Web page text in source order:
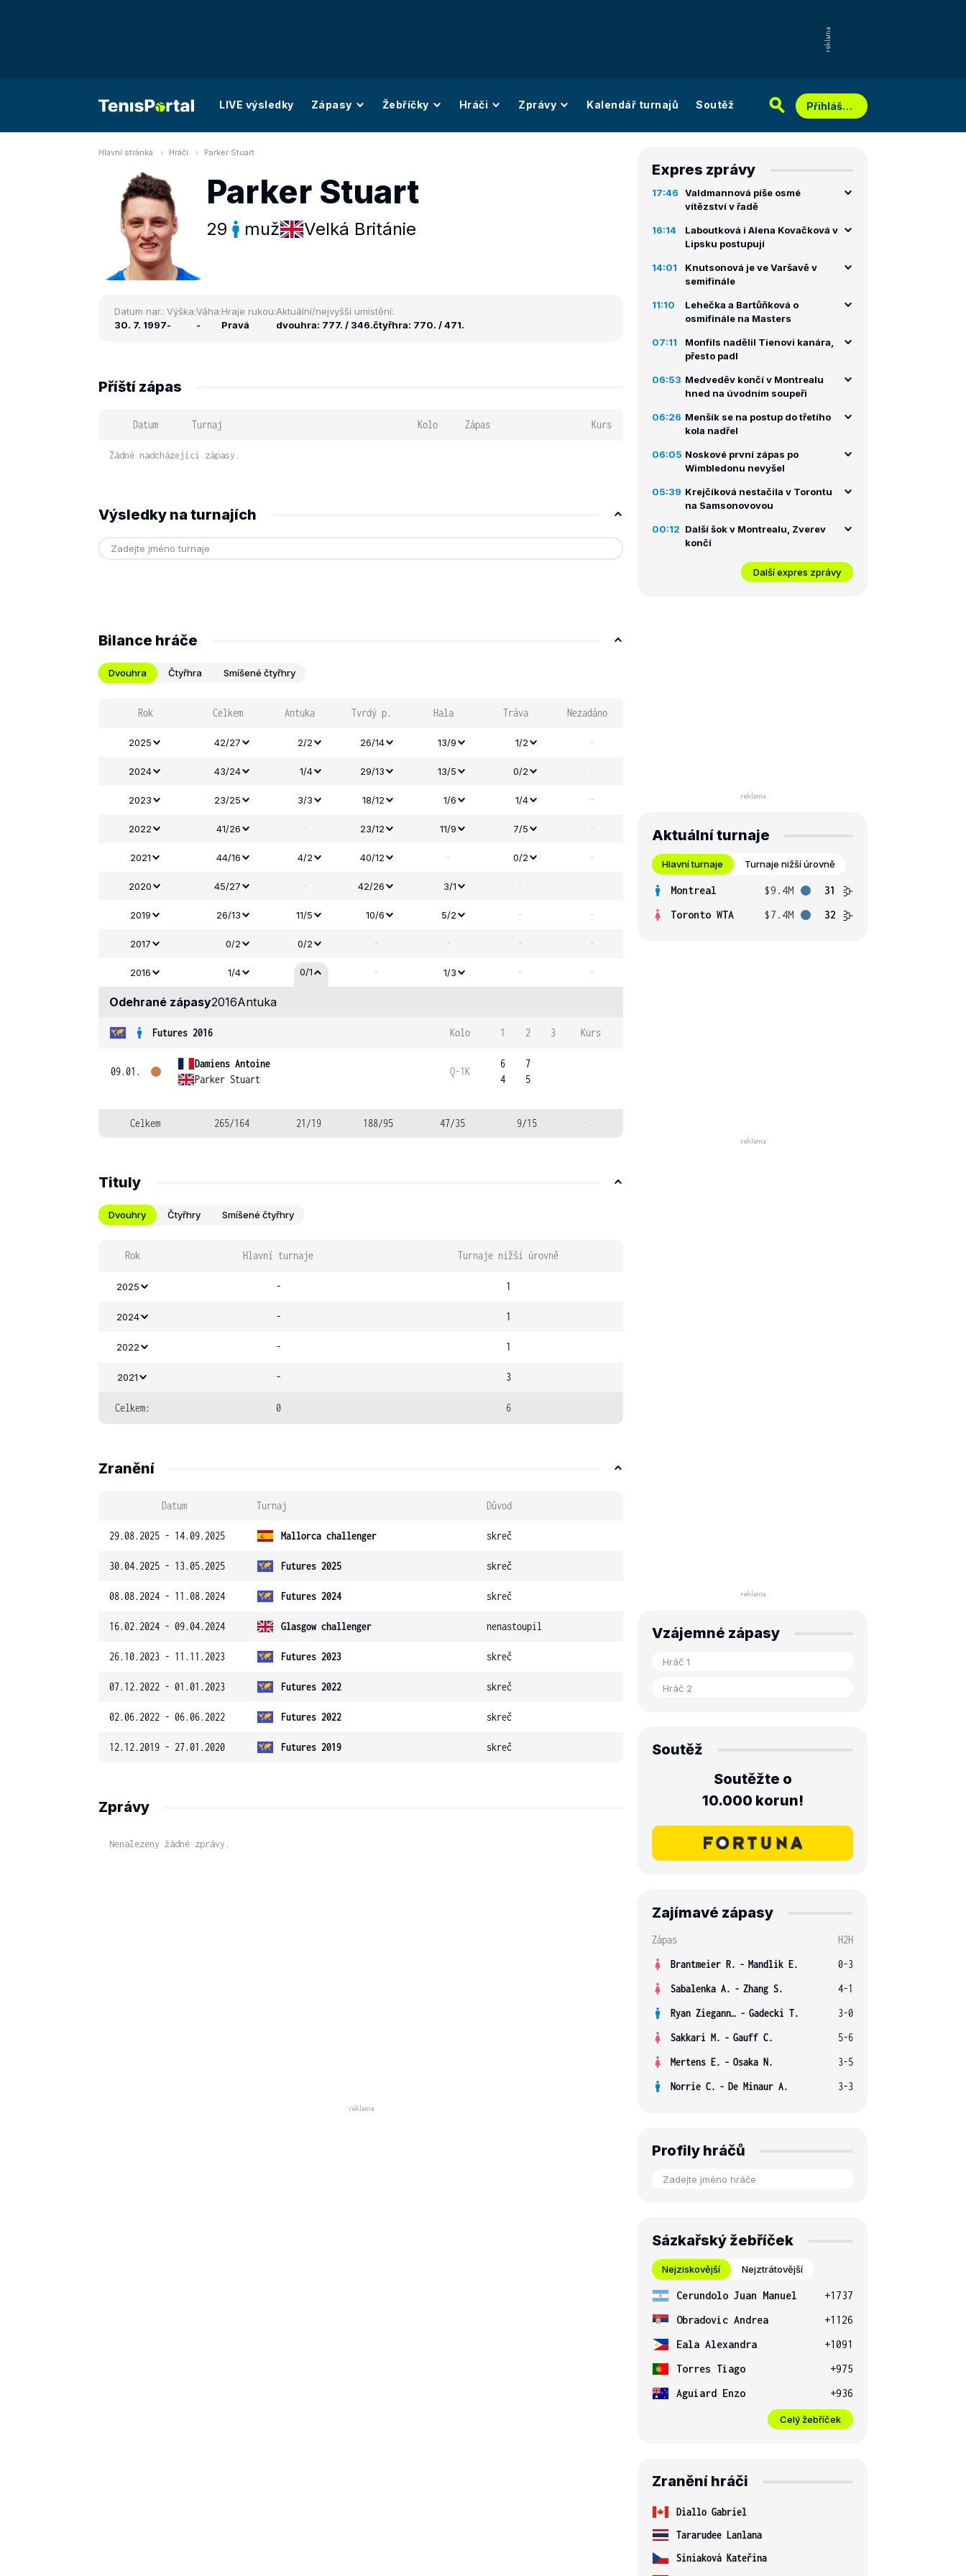
LIVE výsledky Zápasy Žebříčky Hráči Zprávy Kalendář turnajů Soutěž Přihlášení
Hlavní stránka Hráči Parker Stuart
Parker Stuart
29 muž Velká Británie
Datum nar.:
30. 7. 1997
Výška:
-
Váha:
-
Hraje rukou:
Pravá
Aktuální/nejvyšší umístění:
dvouhra: 777. / 346.čtyřhra: 770. / 471.
Příští zápas
Datum Turnaj Kolo Zápas Kurs
Žádné nadcházející zápasy.
Výsledky na turnajích
Bilance hráče
Dvouhra Čtyřhra Smíšené čtyřhry
Rok Celkem Antuka Tvrdý p. Hala Tráva Nezadáno
2025 42/27 2/2 26/14 13/9 1/2 -
2024 43/24 1/4 29/13 13/5 0/2 -
2023 23/25 3/3 18/12 1/6 1/4 -
2022 41/26 - 23/12 11/9 7/5 -
2021 44/16 4/2 40/12 - 0/2 -
2020 45/27 - 42/26 3/1 - -
2019 26/13 11/5 10/6 5/2 - -
2017 0/2 0/2 - - - -
2016 1/4 0/1 - 1/3 - -
Odehrané zápasy2016Antuka
Futures 2016 Kolo 1 2 3 Kurs
09.01.
Damiens Antoine
Parker Stuart
Q-1K
6
4
7
5
Celkem 265/164 21/19 188/95 47/35 9/15 -
Tituly
Dvouhry Čtyřhry Smíšené čtyřhry
Rok Hlavní turnaje Turnaje nižší úrovně
2025 - 1
2024 - 1
2022 - 1
2021 - 3
Celkem: 0 6
Zranění
Datum Turnaj Důvod
29.08.2025 - 14.09.2025 Mallorca challenger skreč
30.04.2025 - 13.05.2025 Futures 2025 skreč
08.08.2024 - 11.08.2024 Futures 2024 skreč
16.02.2024 - 09.04.2024 Glasgow challenger nenastoupil
26.10.2023 - 11.11.2023 Futures 2023 skreč
07.12.2022 - 01.01.2023 Futures 2022 skreč
02.06.2022 - 06.06.2022 Futures 2022 skreč
12.12.2019 - 27.01.2020 Futures 2019 skreč
Zprávy
Nenalezeny žádné zprávy.
Expres zprávy
17:46
Valdmannová píše osmé
vítězství v řadě
16:14
Laboutková i Alena Kovačková v
Lipsku postupují
14:01
Knutsonová je ve Varšavě v
semifinále
11:10
Lehečka a Bartůňková o
osmifinále na Masters
07:11
Monfils nadělil Tienovi kanára,
přesto padl
06:53 Medveděv končí v Montrealu
hned na úvodním soupeři
06:26 Menšík se na postup do třetího
kola nadřel
06:05 Noskové první zápas po
Wimbledonu nevyšel
05:39 Krejčíková nestačila v Torontu
na Samsonovovou
00:12 Další šok v Montrealu, Zverev
končí
Další expres zprávy
Aktuální turnaje
Hlavní turnaje Turnaje nižší úrovně
Montreal $9.4M
31
Toronto WTA
$7.4M 32
Vzájemné zápasy
Soutěž
Soutěžte o
10.000 korun!
Zajímavé zápasy
Zápas
H2H
Brantmeier R. - Mandlik E.
0-3
Sabalenka A. - Zhang S.
4-1
Ryan Ziegann S. - Gadecki T.
3-0
Sakkari M. - Gauff C.
5-6
Mertens E. - Osaka N.
3-5
Norrie C. - De Minaur A. 3-3
Profily hráčů
Sázkařský žebříček
Nejziskovější Nejztrátovější
Cerundolo Juan Manuel
+1737
Obradovic Andrea
+1126
Eala Alexandra
+1091
Torres Tiago
+975
Aguiard Enzo
+936
Celý žebříček
Zranění hráči
Diallo Gabriel
Tararudee Lanlana
Siniaková Kateřina